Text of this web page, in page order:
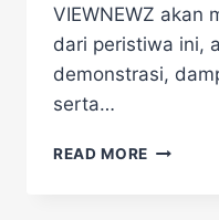
VIEWNEWZ akan
dari peristiwa ini,
demonstrasi,
serta…
READ MORE DEMO